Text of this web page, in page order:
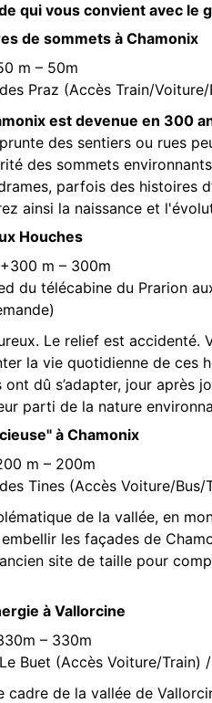
qui vous convient avec le
de sommets à Chamonix
m – 50m
Praz (Accès Train/Voiture/
est devenue en 300
des sentiers ou rues
des sommets
parfois des histoires
ainsi la naissance et
Houches
+300 m – 300m
du télécabine du Prarion
Le relief est accidenté.
la vie quotidienne de ces
dû s’adapter, jour après
parti de la nature
à Chamonix
m – 200m
Tines (Accès Voiture/
de la vallée, en
les façades de
site de taille pour
à Vallorcine
– 330m
Buet (Accès Voiture/Train)
cadre de la vallée de